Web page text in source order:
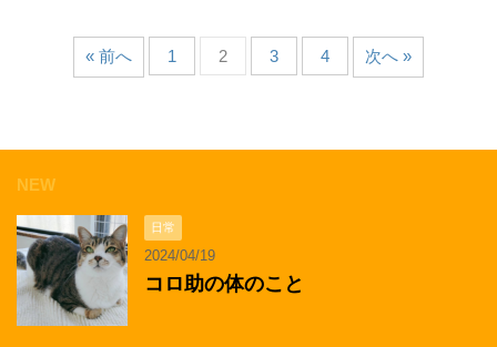
« 前へ 1 2 3 4 次へ »
NEW
日常
2024/04/19
コロ助の体のこと